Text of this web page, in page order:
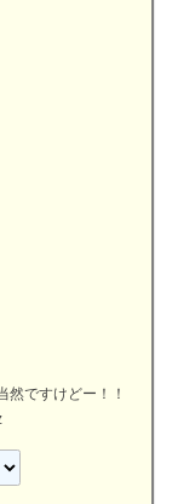
然ですけどー！！